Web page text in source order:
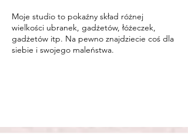
Moje studio to pokaźny skład różnej
wielkości ubranek, gadżetów, łóżeczek,
gadżetów itp. Na pewno znajdziecie coś dla
siebie i swojego maleństwa.